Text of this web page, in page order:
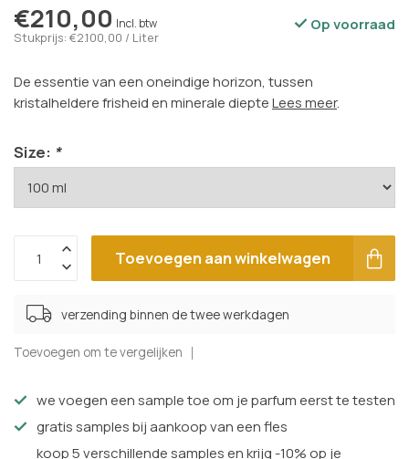
€210,00 Incl. btw
Stukprijs: €2.100,00 / Liter
Op voorraad
De essentie van een oneindige horizon, tussen
kristalheldere frisheid en minerale diepteLees meer.
Size: *
Toevoegen aan winkelwagen
verzending binnen de twee werkdagen
Toevoegen om te vergelijken
we voegen een sample toe om je parfum eerst te testen
gratis samples bij aankoop van een fles
koop 5 verschillende samples en krijg -10% op je